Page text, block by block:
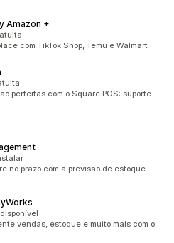
Amazon +
com TikTok Shop, Temu e Walmart
perfeitas com o Square POS: suporte
no prazo com a previsão de estoque
vendas, estoque e muito mais com o